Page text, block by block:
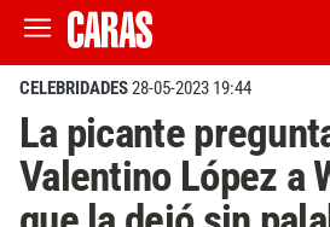
CELEBRIDADES28-05-2023 19:44
La picante
Valentino López a